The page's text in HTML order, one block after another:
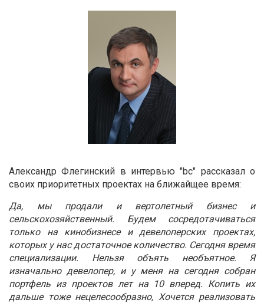
Александр Флегинский в интервью "bc" рассказал о
своих приоритетных проектах на ближайщее время:
Да, мы продали и вертолетный бизнес и
сельскохозяйственный. Будем сосредотачиваться
только на кинобизнесе и девелоперских проектах,
которых у нас достаточное количество. Сегодня время
специализации. Нельзя объять необъятное. Я
изначально девелопер, и у меня на сегодня собран
портфель из проектов лет на 10 вперед. Копить их
дальше тоже нецелесообразно, Хочется реализовать